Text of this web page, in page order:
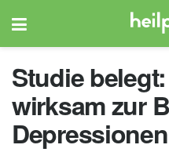
Studie
wirksam zur
Depressionen